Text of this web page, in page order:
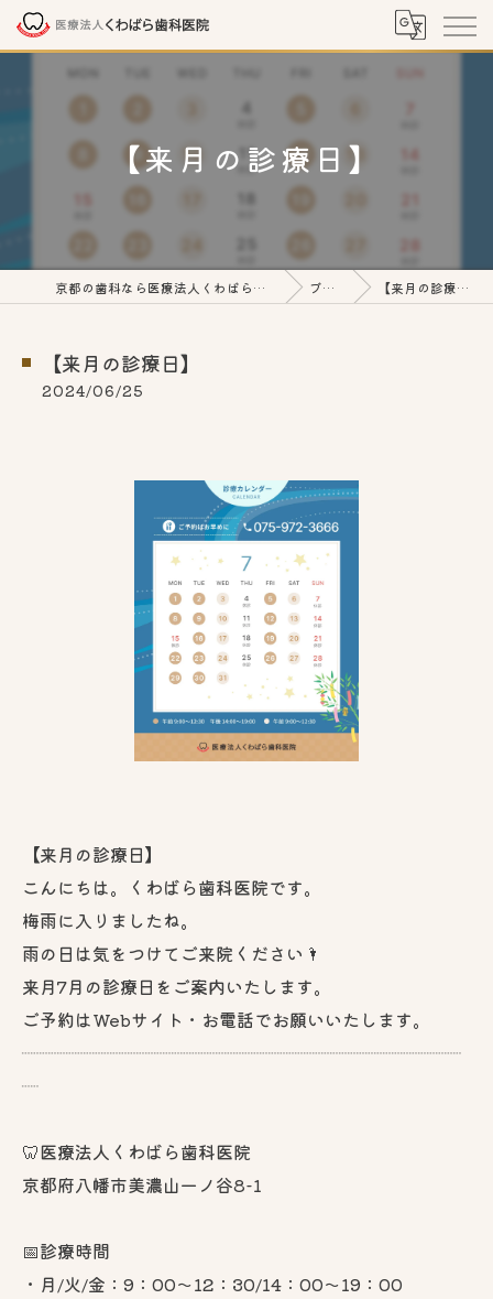
【来月の診療日】
京都の歯科なら医療法人くわばら歯科医院 ブログ 【来月の診療日】
【来月の診療日】
2024/06/25
【来月の診療日】
こんにちは。くわばら歯科医院です。
梅雨に入りましたね。
雨の日は気をつけてご来院ください🌂
来月7月の診療日をご案内いたします。
ご予約はWebサイト・お電話でお願いいたします。
┈┈┈┈┈┈┈┈┈┈┈┈┈┈┈┈┈┈┈┈┈┈┈┈┈
┈
🦷医療法人くわばら歯科医院
京都府八幡市美濃山一ノ谷8-1
📅診療時間
・月/火/金：9：00～12：30/14：00～19：00